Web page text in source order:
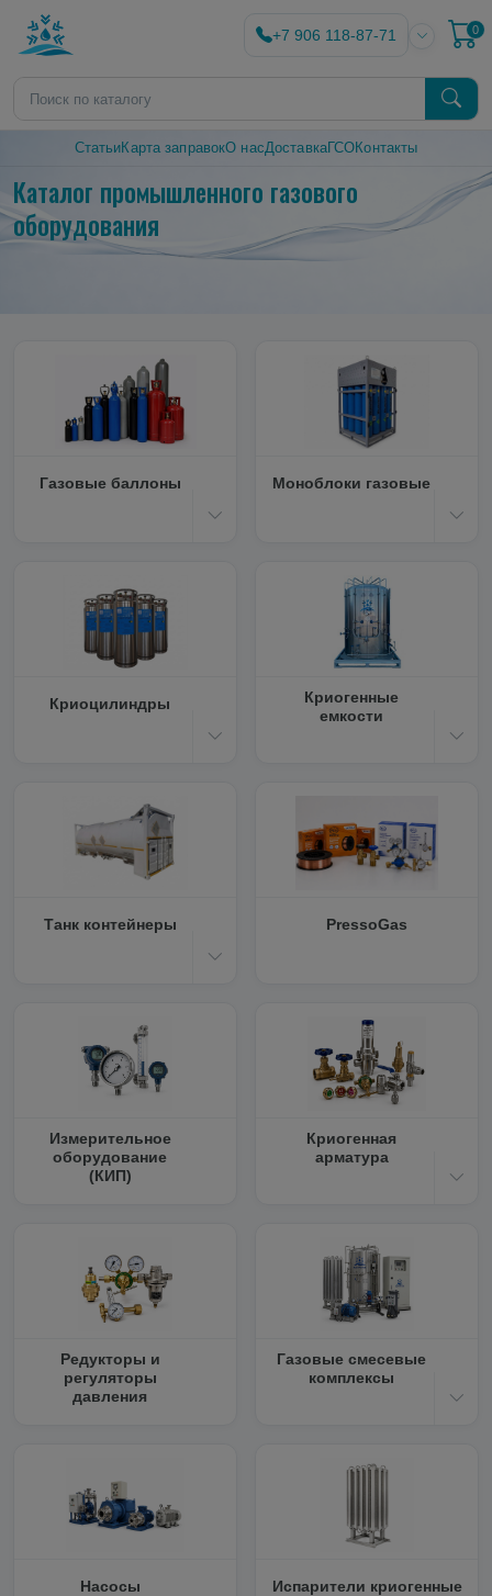
+7 906 118-87-71 0
СтатьиКарта заправокО насДоставкаГСОКонтакты
Каталог промышленного газового
оборудования
Газовые баллоны Моноблоки газовые
Криоцилиндры
Криогенные
емкости
Танк контейнеры PressoGas
Измерительное
оборудование
(КИП)
Криогенная
арматура
Редукторы и
регуляторы
давления
Газовые смесевые
комплексы
Насосы Испарители криогенные